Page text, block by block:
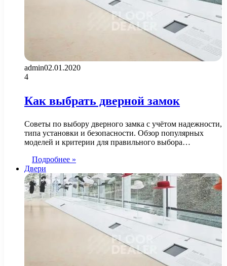
admin02.01.2020
4
Как выбрать дверной замок
Советы по выбору дверного замка с учётом надежности,
типа установки и безопасности. Обзор популярных
моделей и критерии для правильного выбора…
Подробнее »
Двери